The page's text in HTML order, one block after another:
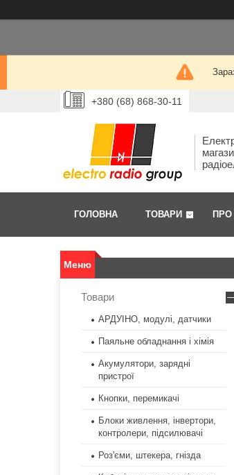
+380 (68) 868-30-11
ГОЛОВНА ТОВАРИ ПРО
Товари
АРДУІНО, модулі, датчики
Паяльне обладнання і хімія
Акумулятори, зарядні
пристрої
Кнопки, перемикачі
Блоки живлення, інвертори,
контролери, підсилювачі
Роз'єми, штекера, гнізда